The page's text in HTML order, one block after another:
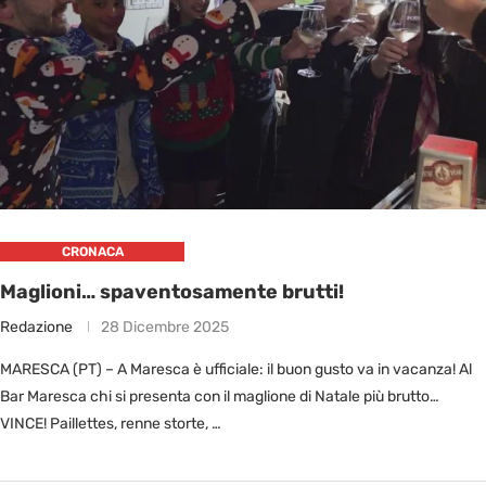
CRONACA
Maglioni… spaventosamente brutti!
Redazione 28 Dicembre 2025
MARESCA (PT) – A Maresca è ufficiale: il buon gusto va in vacanza! Al
Bar Maresca chi si presenta con il maglione di Natale più brutto…
VINCE! Paillettes, renne storte, …